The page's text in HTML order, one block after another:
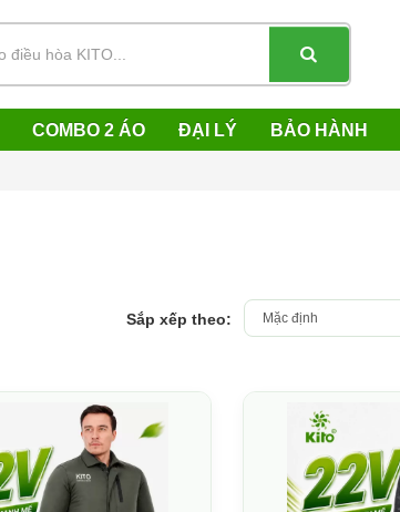
COMBO 2 ÁO ĐẠI LÝ BẢO HÀNH
Sắp xếp theo: